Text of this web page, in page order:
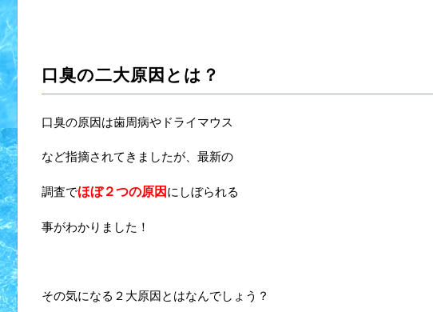
口臭の二大原因とは？
口臭の原因は歯周病やドライマウス
など指摘されてきましたが、最新の
調査でほぼ２つの原因 にしぼられる
事がわかりました！
その気になる２大原因とはなんでしょう？